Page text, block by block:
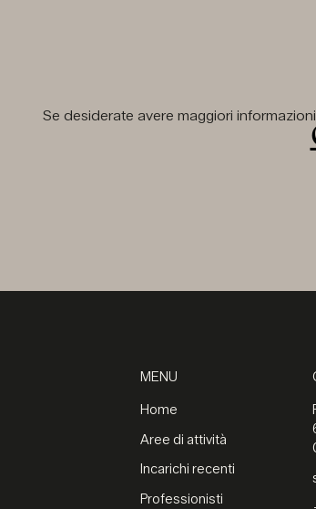
Se desiderate avere maggiori
MENU
Home
Aree di attività
Incarichi recenti
Professionisti